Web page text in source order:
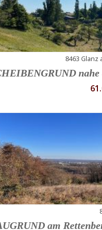
8463
am